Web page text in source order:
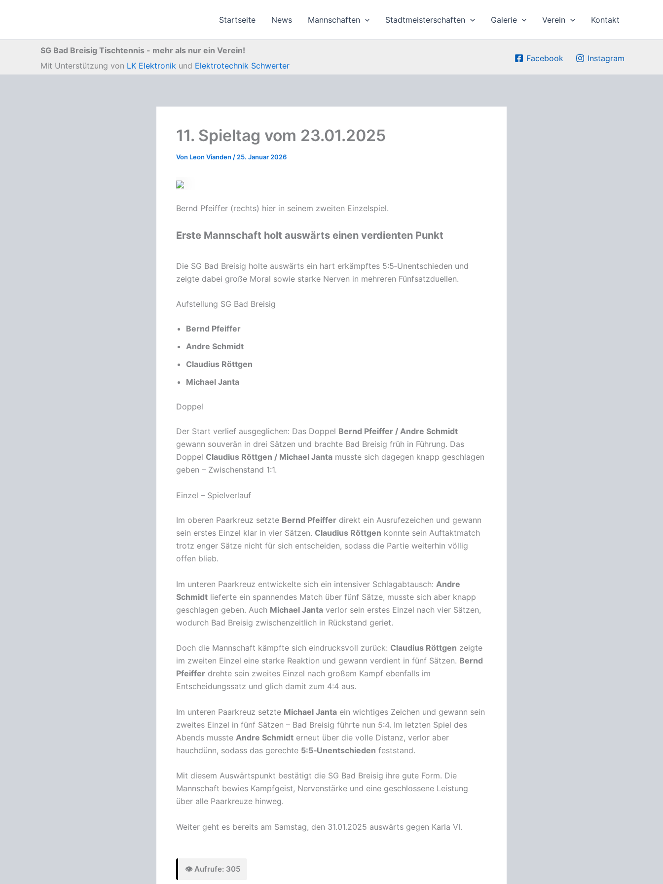
Startseite News Mannschaften Stadtmeisterschaften Galerie Verein Kontakt
SG Bad Breisig Tischtennis - mehr als nur ein Verein!
Mit Unterstützung von LK Elektronik und Elektrotechnik Schwerter
Facebook Instagram
11. Spieltag vom 23.01.2025
Von Leon Vianden / 25. Januar 2026
Bernd Pfeiffer (rechts) hier in seinem zweiten Einzelspiel.
Erste Mannschaft holt auswärts einen verdienten Punkt
Die SG Bad Breisig holte auswärts ein hart erkämpftes 5:5‑Unentschieden und
zeigte dabei große Moral sowie starke Nerven in mehreren Fünfsatzduellen.
Aufstellung SG Bad Breisig
Bernd Pfeiffer
Andre Schmidt
Claudius Röttgen
Michael Janta
Doppel
Der Start verlief ausgeglichen: Das Doppel Bernd Pfeiffer / Andre Schmidt
gewann souverän in drei Sätzen und brachte Bad Breisig früh in Führung. Das
Doppel Claudius Röttgen / Michael Janta musste sich dagegen knapp geschlagen
geben – Zwischenstand 1:1.
Einzel – Spielverlauf
Im oberen Paarkreuz setzte Bernd Pfeiffer direkt ein Ausrufezeichen und gewann
sein erstes Einzel klar in vier Sätzen. Claudius Röttgen konnte sein Auftaktmatch
trotz enger Sätze nicht für sich entscheiden, sodass die Partie weiterhin völlig
offen blieb.
Im unteren Paarkreuz entwickelte sich ein intensiver Schlagabtausch: Andre
Schmidt lieferte ein spannendes Match über fünf Sätze, musste sich aber knapp
geschlagen geben. Auch Michael Janta verlor sein erstes Einzel nach vier Sätzen,
wodurch Bad Breisig zwischenzeitlich in Rückstand geriet.
Doch die Mannschaft kämpfte sich eindrucksvoll zurück: Claudius Röttgen zeigte
im zweiten Einzel eine starke Reaktion und gewann verdient in fünf Sätzen. Bernd
Pfeiffer drehte sein zweites Einzel nach großem Kampf ebenfalls im
Entscheidungssatz und glich damit zum 4:4 aus.
Im unteren Paarkreuz setzte Michael Janta ein wichtiges Zeichen und gewann sein
zweites Einzel in fünf Sätzen – Bad Breisig führte nun 5:4. Im letzten Spiel des
Abends musste Andre Schmidt erneut über die volle Distanz, verlor aber
hauchdünn, sodass das gerechte 5:5‑Unentschieden feststand.
Mit diesem Auswärtspunkt bestätigt die SG Bad Breisig ihre gute Form. Die
Mannschaft bewies Kampfgeist, Nervenstärke und eine geschlossene Leistung
über alle Paarkreuze hinweg.
Weiter geht es bereits am Samstag, den 31.01.2025 auswärts gegen Karla VI.
👁️ Aufrufe: 305